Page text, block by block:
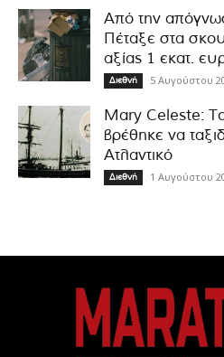
Από την
Πέταξε στα
αξίας 1 εκατ.
Διεθνή 5 Αυγούστου
Mary Celeste:
βρέθηκε να
Ατλαντικό
Διεθνή 1 Αυγούστου